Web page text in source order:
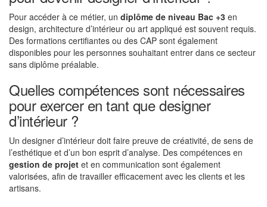
Pour accéder à ce métier, un diplôme de niveau Bac +3 en
design, architecture d’intérieur ou art appliqué est souvent requis.
Des formations certifiantes ou des CAP sont également
disponibles pour les personnes souhaitant entrer dans ce secteur
sans diplôme préalable.
Quelles compétences sont nécessaires
pour exercer en tant que designer
d’intérieur ?
Un designer d’intérieur doit faire preuve de créativité, de sens de
l’esthétique et d’un bon esprit d’analyse. Des compétences en
gestion de projet et en communication sont également
valorisées, afin de travailler efficacement avec les clients et les
artisans.